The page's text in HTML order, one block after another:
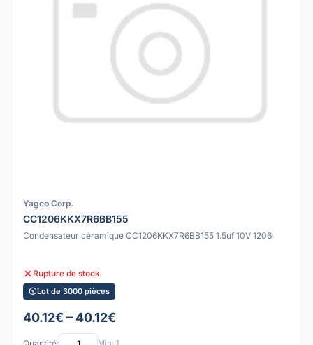
Yageo Corp.
CC1206KKX7R6BB155
Condensateur céramique CC1206KKX7R6BB155 1.5uf 10V 1206
Rupture de stock
Lot de 3000 pièces
40.12€ – 40.12€
Min: 1